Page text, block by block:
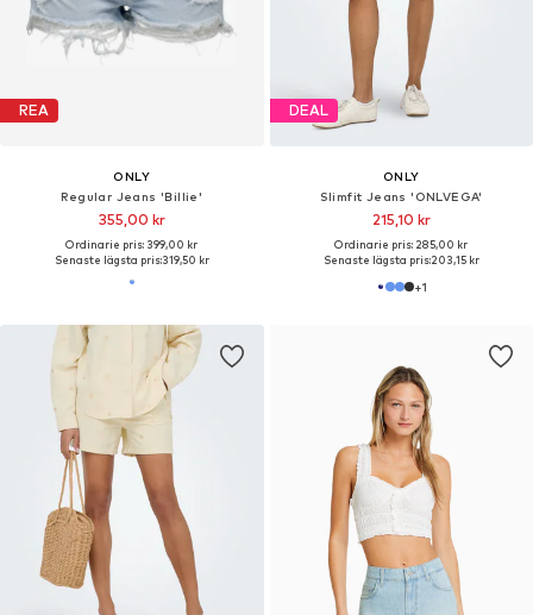
REA
ONLY
Regular Jeans 'Billie'
355,00 kr
Ordinarie pris: 399,00 kr
Senaste lägsta pris:319,50 kr
DEAL
ONLY
Slimfit Jeans 'ONLVEGA'
215,10 kr
Ordinarie pris: 285,00 kr
Senaste lägsta pris:203,15 kr
+1